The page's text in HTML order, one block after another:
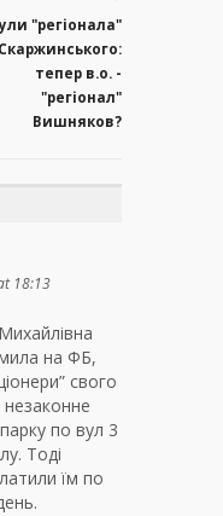
"регіонала"
Скаржинського:
тепер в.о. -
"регіонал"
Вишняков?
18:13
на ФБ,
свого
по вул 3
Тоді
їм по